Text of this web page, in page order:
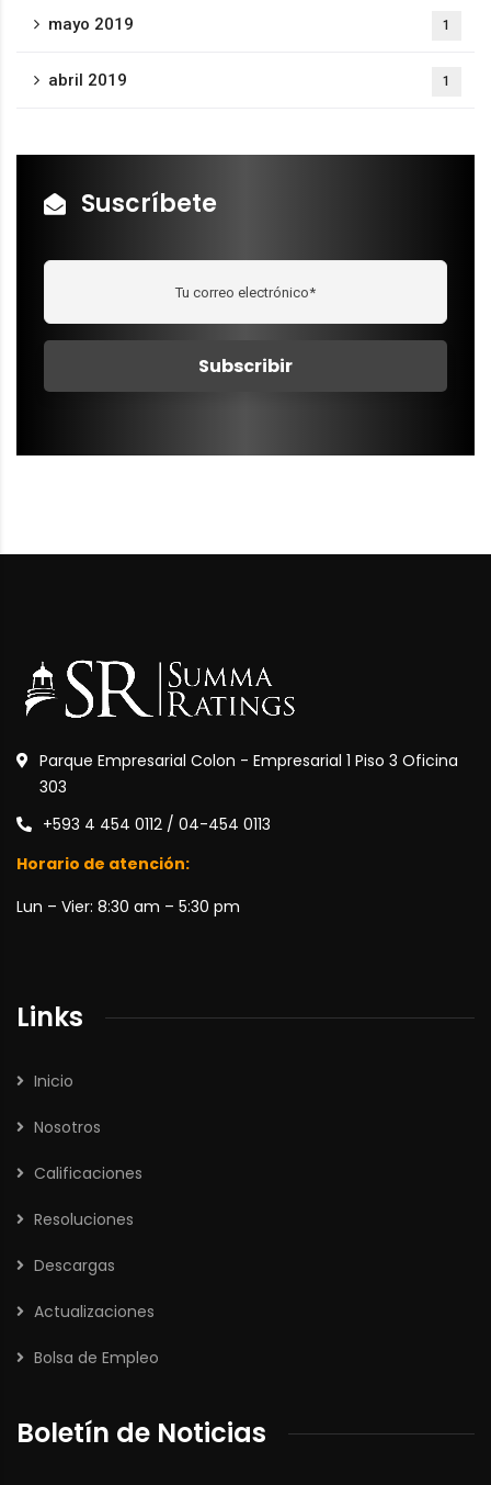
mayo 2019 1
abril 2019 1
Suscríbete
Parque Empresarial Colon - Empresarial 1 Piso 3 Oficina
303
+593 4 454 0112 / 04-454 0113
Horario de atención:
Lun – Vier: 8:30 am – 5:30 pm
Links
Inicio
Nosotros
Calificaciones
Resoluciones
Descargas
Actualizaciones
Bolsa de Empleo
Boletín de Noticias